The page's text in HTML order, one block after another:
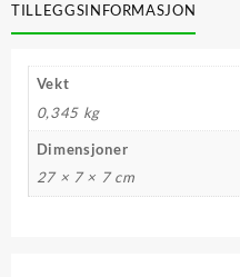
TILLEGGSINFORMASJON
Vekt
0,345 kg
Dimensjoner
27 × 7 × 7 cm